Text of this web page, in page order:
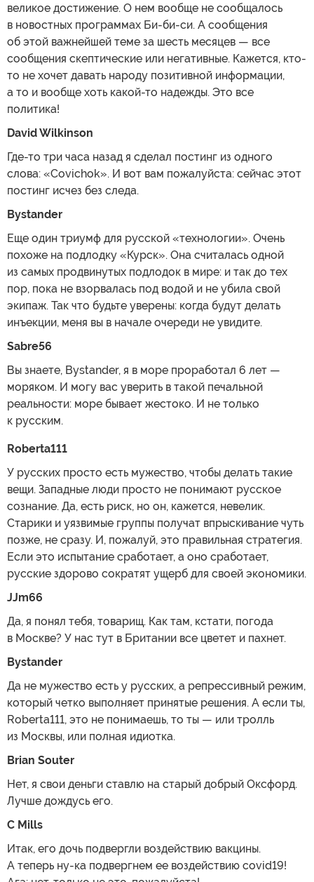
великое достижение. О нем вообще не сообщалось
в новостных программах Би-би-си. А сообщения
об этой важнейшей теме за шесть месяцев — все
сообщения скептические или негативные. Кажется, кто-
то не хочет давать народу позитивной информации,
а то и вообще хоть какой-то надежды. Это все
политика!
David Wilkinson
Где-то три часа назад я сделал постинг из одного
слова: «Covichok». И вот вам пожалуйста: сейчас этот
постинг исчез без следа.
Bystander
Еще один триумф для русской «технологии». Очень
похоже на подлодку «Курск». Она считалась одной
из самых продвинутых подлодок в мире: и так до тех
пор, пока не взорвалась под водой и не убила свой
экипаж. Так что будьте уверены: когда будут делать
инъекции, меня вы в начале очереди не увидите.
Sabre56
Вы знаете, Bystander, я в море проработал 6 лет —
моряком. И могу вас уверить в такой печальной
реальности: море бывает жестоко. И не только
к русским.
Roberta111
У русских просто есть мужество, чтобы делать такие
вещи. Западные люди просто не понимают русское
сознание. Да, есть риск, но он, кажется, невелик.
Старики и уязвимые группы получат впрыскивание чуть
позже, не сразу. И, пожалуй, это правильная стратегия.
Если это испытание сработает, а оно сработает,
русские здорово сократят ущерб для своей экономики.
JJm66
Да, я понял тебя, товарищ. Как там, кстати, погода
в Москве? У нас тут в Британии все цветет и пахнет.
Bystander
Да не мужество есть у русских, а репрессивный режим,
который четко выполняет принятые решения. А если ты,
Roberta111, это не понимаешь, то ты — или тролль
из Москвы, или полная идиотка.
Brian Souter
Нет, я свои деньги ставлю на старый добрый Оксфорд.
Лучше дождусь его.
C Mills
Итак, его дочь подвергли воздействию вакцины.
А теперь ну-ка подвергнем ее воздействию covid19!